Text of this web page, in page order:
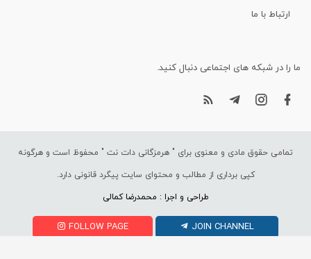
ارتباط با ما
ما را در شبکه های اجتماعی دنبال کنید.
تمامی حقوق مادی و معنوی برای " هرمزگانی دات نت " محفوظ است و هرگونه
کپی برداری از مطالب و محتوای سایت پیگرد قانونی دارد.
طراحی و اجرا : محمدرضا کمالی
FOLLOW PAGE JOIN CHANNEL